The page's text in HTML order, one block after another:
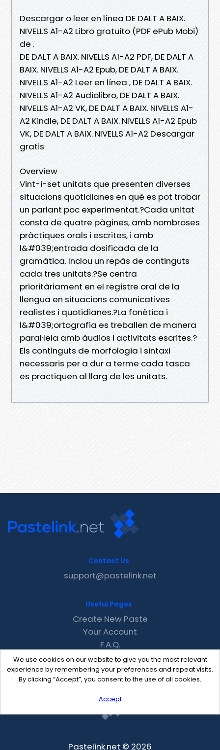
Descargar o leer en línea DE DALT A BAIX.
NIVELLS A1-A2 Libro gratuito (PDF ePub Mobi)
de .
DE DALT A BAIX. NIVELLS A1-A2 PDF, DE DALT A
BAIX. NIVELLS A1-A2 Epub, DE DALT A BAIX.
NIVELLS A1-A2 Leer en línea , DE DALT A BAIX.
NIVELLS A1-A2 Audiolibro, DE DALT A BAIX.
NIVELLS A1-A2 VK, DE DALT A BAIX. NIVELLS A1-
A2 Kindle, DE DALT A BAIX. NIVELLS A1-A2 Epub
VK, DE DALT A BAIX. NIVELLS A1-A2 Descargar
gratis
Overview
Vint-i-set unitats que presenten diverses
situacions quotidianes en què es pot trobar
un parlant poc experimentat.?Cada unitat
consta de quatre pàgines, amb nombroses
pràctiques orals i escrites, i amb
l&#039;entrada dosificada de la
gramàtica. Inclou un repàs de continguts
cada tres unitats.?Se centra
prioritàriament en el registre oral de la
llengua en situacions comunicatives
realistes i quotidianes.?La fonètica i
l&#039;ortografia es treballen de manera
paral·lela amb àudios i activitats escrites.?
Els continguts de morfologia i sintaxi
necessaris per a dur a terme cada tasca
es practiquen al llarg de les unitats.
We use cookies on our website to give you the most relevant
experience by remembering your preferences and repeat visits.
By clicking “Accept”, you consent to the use of all cookies.
Accept
Contact Us
support@pastelink.net
Useful Pages
Create New Paste
Your Account
F.A.Q.
Recent
Contact
Pastelink.net © 2026